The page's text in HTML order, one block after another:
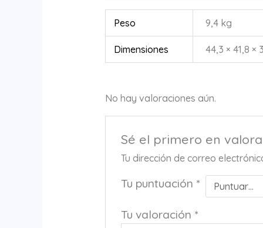
Peso 9,4 kg
Dimensiones 44,3 × 41,8 ×
No hay valoraciones aún.
Sé el primero en
Tu dirección de correo
Tu puntuación *
Tu valoración *